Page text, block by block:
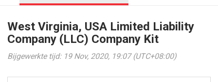
West Virginia, USA Limited Liability
Company (LLC) Company Kit
Bijgewerkte tijd: 19 Nov, 2020, 19:07 (UTC+08:00)